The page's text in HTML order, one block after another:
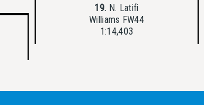
19. N. Latifi
Williams FW44
1:14,403